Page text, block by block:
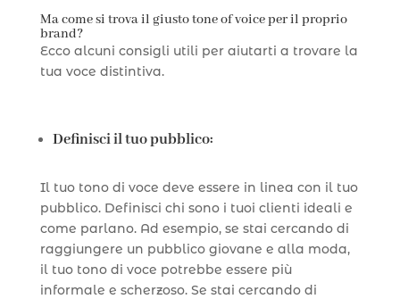
Ma come si trova il giusto tone of voice per il proprio
brand?
Ecco alcuni consigli utili per aiutarti a trovare la
tua voce distintiva.
Definisci il tuo pubblico:
Il tuo tono di voce deve essere in linea con il tuo
pubblico. Definisci chi sono i tuoi clienti ideali e
come parlano. Ad esempio, se stai cercando di
raggiungere un pubblico giovane e alla moda,
il tuo tono di voce potrebbe essere più
informale e scherzoso. Se stai cercando di